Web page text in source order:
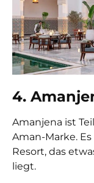
4.
Amanjena ist
Aman-Marke.
Resort, das
liegt.